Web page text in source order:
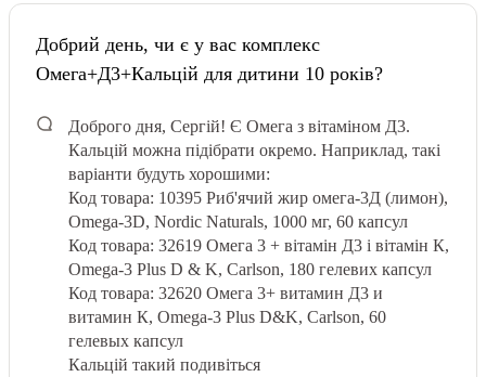
Добрий день, чи є у вас комплекс
Омега+Д3+Кальцій для дитини 10 років?
Доброго дня, Сергій! Є Омега з вітаміном Д3.
Кальцій можна підібрати окремо. Наприклад, такі
варіанти будуть хорошими:
Код товара: 10395 Риб'ячий жир омега-3Д (лимон),
Omega-3D, Nordic Naturals, 1000 мг, 60 капсул
Код товара: 32619 Омега 3 + вітамін Д3 і вітамін К,
Omega-3 Plus D & K, Carlson, 180 гелевих капсул
Код товара: 32620 Омега 3+ витамин Д3 и
витамин К, Omega-3 Plus D&K, Carlson, 60
гелевых капсул
Кальцій такий подивіться